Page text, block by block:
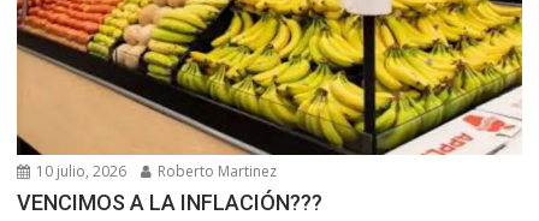
10 julio, 2026 Roberto Martinez
VENCIMOS A LA INFLACIÓN???